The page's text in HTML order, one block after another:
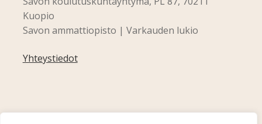
Kuopio
Savon ammattiopisto | Varkauden lukio
Yhteystiedot